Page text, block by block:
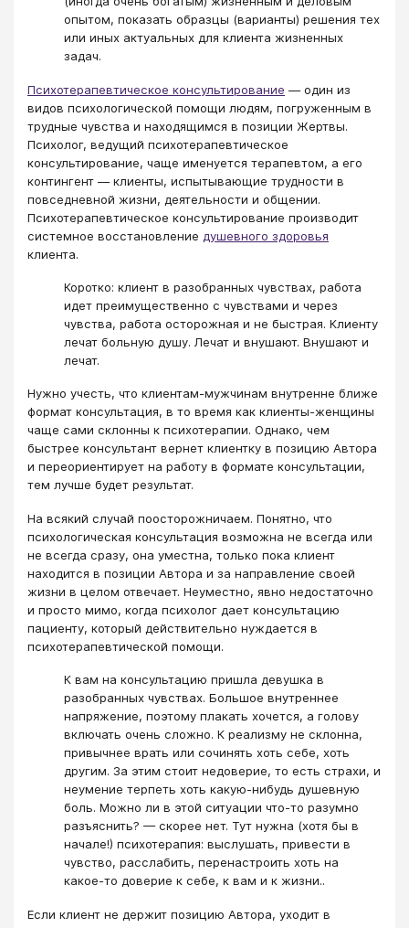
опытом, показать образцы (варианты) решения тех
или иных актуальных для клиента жизненных
задач.
Психотерапевтическое консультирование — один из
видов психологической помощи людям, погруженным в
трудные чувства и находящимся в позиции Жертвы.
Психолог, ведущий психотерапевтическое
консультирование, чаще именуется терапевтом, а его
контингент — клиенты, испытывающие трудности в
повседневной жизни, деятельности и общении.
Психотерапевтическое консультирование производит
системное восстановление душевного здоровья
клиента.
Коротко: клиент в разобранных чувствах, работа
идет преимущественно с чувствами и через
чувства, работа осторожная и не быстрая. Клиенту
лечат больную душу. Лечат и внушают. Внушают и
лечат.
Нужно учесть, что клиентам-мужчинам внутренне ближе
формат консультация, в то время как клиенты-женщины
чаще сами склонны к психотерапии. Однако, чем
быстрее консультант вернет клиентку в позицию Автора
и переориентирует на работу в формате консультации,
тем лучше будет результат.
На всякий случай поосторожничаем. Понятно, что
психологическая консультация возможна не всегда или
не всегда сразу, она уместна, только пока клиент
находится в позиции Автора и за направление своей
жизни в целом отвечает. Неуместно, явно недостаточно
и просто мимо, когда психолог дает консультацию
пациенту, который действительно нуждается в
психотерапевтической помощи.
К вам на консультацию пришла девушка в
разобранных чувствах. Большое внутреннее
напряжение, поэтому плакать хочется, а голову
включать очень сложно. К реализму не склонна,
привычнее врать или сочинять хоть себе, хоть
другим. За этим стоит недоверие, то есть страхи, и
неумение терпеть хоть какую-нибудь душевную
боль. Можно ли в этой ситуации что-то разумно
разъяснить? — скорее нет. Тут нужна (хотя бы в
начале!) психотерапия: выслушать, привести в
чувство, расслабить, перенастроить хоть на
какое-то доверие к себе, к вам и к жизни..
Если клиент не держит позицию Автора, уходит в